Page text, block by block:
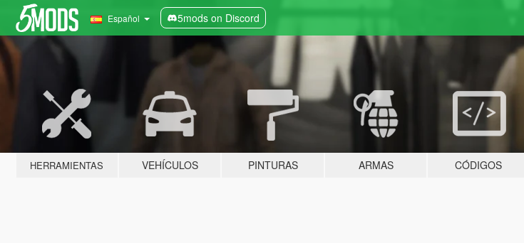
Español 5mods on Discord
HERRAMIENTAS VEHÍCULOS PINTURAS ARMAS CÓDIGOS